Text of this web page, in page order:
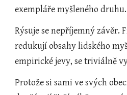
exempláře myšleného druhu.
Rýsuje se nepříjemný závěr.
redukují obsahy lidského
empirické jevy, se triviálně
Protože si sami ve svých